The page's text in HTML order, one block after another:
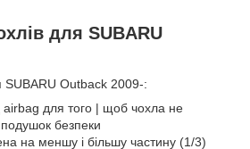
для SUBARU
SUBARU Outback 2009-:
airbag для того | щоб чохла не
подушок безпеки
на меншу і більшу частину (1/3)